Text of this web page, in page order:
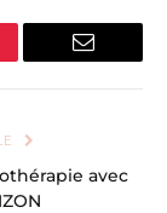
Email
avec